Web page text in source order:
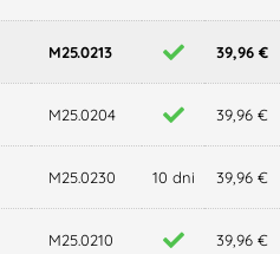
M25.0213 39,96 €
M25.0204 39,96 €
M25.0230 10 dni 39,96 €
M25.0210 39,96 €